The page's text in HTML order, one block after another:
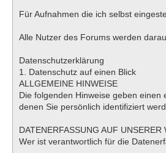
Für Aufnahmen die ich selbst
Alle Nutzer des Forums werden
Datenschutzerklärung
1. Datenschutz auf einen Blick
ALLGEMEINE HINWEISE
Die folgenden Hinweise geben
denen Sie persönlich identifiziert
DATENERFASSUNG AUF UNSERER
Wer ist verantwortlich für die